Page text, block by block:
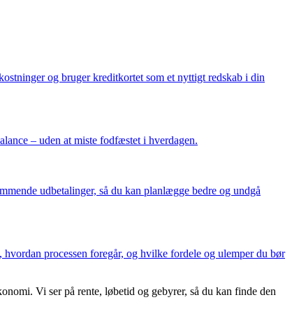
og bruger kreditkortet som et nyttigt redskab i din
– uden at miste fodfæstet i hverdagen.
udbetalinger, så du kan planlægge bedre og undgå
processen foregår, og hvilke fordele og ulemper du bør
Vi ser på rente, løbetid og gebyrer, så du kan finde den